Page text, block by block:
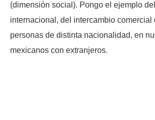
(dimensión social). Pongo el ejemplo
internacional, del intercambio comercial
personas de distinta nacionalidad, en
mexicanos con extranjeros.